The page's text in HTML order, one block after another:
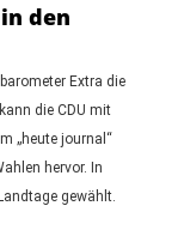
den
Extra die
die CDU mit
„heute journal“
hervor. In
gewählt.